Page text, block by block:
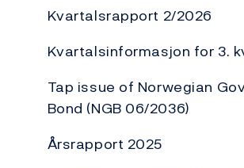
Kvartalsrapport 2/2026
Kvartalsinformasjon for 3.
Tap issue of Norwegian
Bond (NGB 06/2036)
Årsrapport 2025